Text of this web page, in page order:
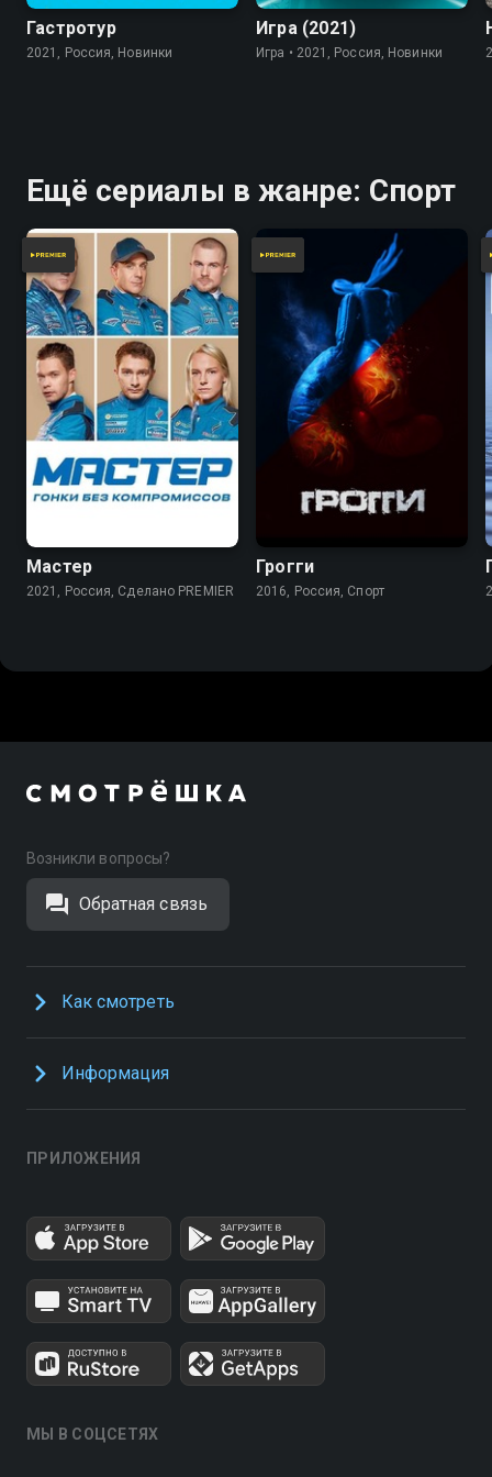
Гастротур
2021, Россия, Новинки
Игра (2021)
Игра • 2021, Россия, Новинки
Ещё сериалы в жанре: Спорт
Мастер
2021, Россия, Сделано PREMIER
Грогги
2016, Россия, Спорт
Возникли вопросы?
Обратная связь
Как смотреть
Информация
ПРИЛОЖЕНИЯ
МЫ В СОЦСЕТЯХ